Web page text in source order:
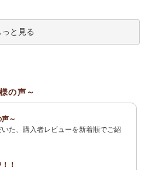
ンジいろいろ9way仕様！新入
スカート
登場！『ニッポンの技×アフリカの
テンゲ本革仕立て
～キテンゲ◇ハ
っと見る
の声～
～
た、購入者レビューを新着順でご紹
！